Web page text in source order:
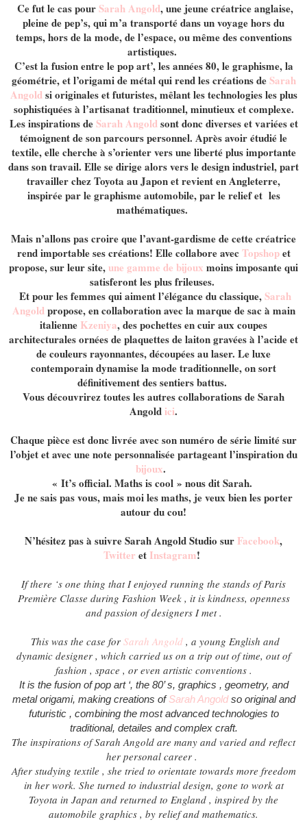
Ce fut le cas pourSarah Angold, une jeune créatrice anglaise,
pleine de pep’s, qui m’a transporté dans un voyage hors du
temps, hors de la mode, de l’espace, ou même des conventions
artistiques.
C’est la fusion entre le pop art’, les années 80, le graphisme, la
géométrie, et l’origami de métal qui rend les créations deSarah
Angoldsi originales et futuristes, mêlant les technologies les plus
sophistiquées à l’artisanat traditionnel, minutieux et complexe.
Les inspirations deSarah Angoldsont donc diverses et variées et
témoignent de son parcours personnel. Après avoir étudié le
textile, elle cherche à s’orienter vers une liberté plus importante
dans son travail. Elle se dirige alors vers le design industriel, part
travailler chez Toyota au Japon et revient en Angleterre,
inspirée par le graphisme automobile, par le relief et les
mathématiques.
Mais n’allons pas croire que l’avant-gardisme de cette créatrice
rend importable ses créations! Elle collabore avecTopshopet
propose, sur leur site,une gamme de bijoux moins imposante qui
satisferont les plus frileuses.
Et pour les femmes qui aiment l’élégance du classique,Sarah
Angoldpropose, en collaboration avec la marque de sac à main
italienne Kzeniya, des pochettes en cuir aux coupes
architecturales ornées de plaquettes de laiton gravées à l’acide et
de couleurs rayonnantes, découpées au laser. Le luxe
contemporain dynamise la mode traditionnelle, on sort
définitivement des sentiers battus.
Vous découvrirez toutes les autres collaborations de Sarah
Angoldici.
Chaque pièce est donc livrée avec son numéro de série limité sur
l’objet et avec une note personnalisée partageant l’inspiration du
bijoux.
« It’s official. Maths is cool » nous dit Sarah.
Je ne sais pas vous, mais moi les maths, je veux bien les porter
autour du cou!
N’hésitez pas à suivre Sarah Angold Studio sur Facebook,
Twitter et Instagram!
If there ‘s one thing that I enjoyed running the stands of Paris
Première Classe during Fashion Week , it is kindness, openness
and passion of designers I met .
This was the case for Sarah Angold , a young English and
dynamic designer , which carried us on a trip out of time, out of
fashion , space , or even artistic conventions .
It is the fusion of pop art ‘, the 80’ s, graphics , geometry, and
metal origami, making creations ofSarah Angoldso original and
futuristic , combining the most advanced technologies to
traditional, detailes and complex craft.
The inspirations of Sarah Angold are many and varied and reflect
her personal career .
After studying textile , she tried to orientate towards more freedom
in her work. She turned to industrial design, gone to work at
Toyota in Japan and returned to England , inspired by the
automobile graphics , by relief and mathematics.